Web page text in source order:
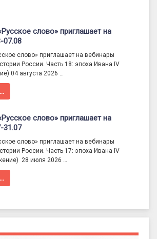
слово» приглашает на
07.08
слово» приглашает на вебинары
России. Часть 18: эпоха Ивана IV
04 августа 2026 …
слово» приглашает на
31.07
слово» приглашает на вебинары
России. Часть 17: эпоха Ивана IV
28 июля 2026 …